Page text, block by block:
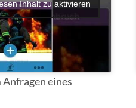
Inhalt zu aktivieren
eines